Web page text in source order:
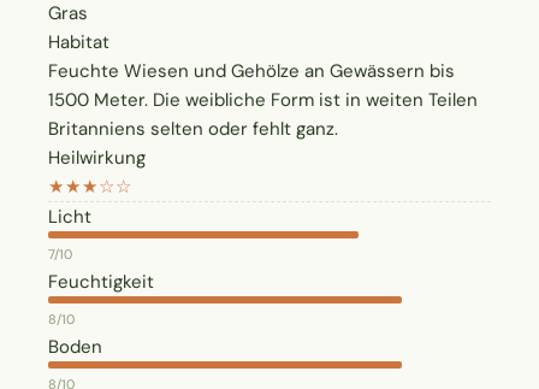
Gras
Habitat
Feuchte Wiesen und Gehölze an Gewässern bis
1500 Meter. Die weibliche Form ist in weiten Teilen
Britanniens selten oder fehlt ganz.
Heilwirkung
★★★☆☆
Licht
7/10
Feuchtigkeit
8/10
Boden
8/10